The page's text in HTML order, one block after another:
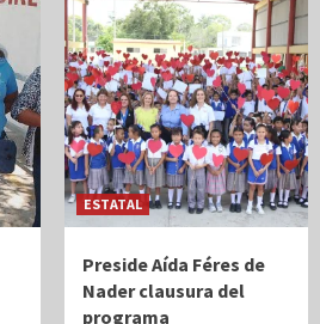
ESTATAL
Preside Aída Féres de
Nader clausura del
programa